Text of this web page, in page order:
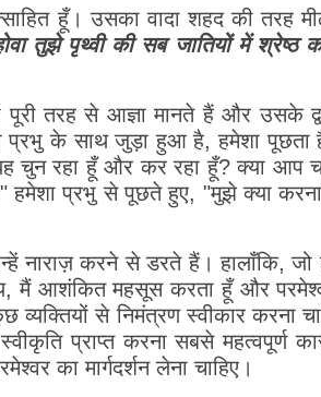
हूँ। उसका वादा शहद की तरह
तुझे पृथ्वी की सब जातियों में श्रेष्ठ
तरह से आज्ञा मानते हैं और उसके
के साथ जुड़ा हुआ है, हमेशा पूछता
चुन रहा हूँ और कर रहा हूँ? क्या आप
प्रभु से पूछते हुए, "मुझे क्या करना
नाराज़ करने से डरते हैं। हालाँकि,
आशंकित महसूस करता हूँ और
से निमंत्रण स्वीकार करना
प्राप्त करना सबसे महत्वपूर्ण
का मार्गदर्शन लेना चाहिए।